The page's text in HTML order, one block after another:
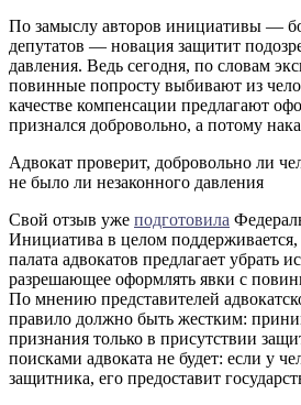
По замыслу авторов инициативы —
депутатов — новация защитит
давления. Ведь сегодня, по словам
повинные попросту выбивают из
качестве компенсации предлагают
признался добровольно, а потому
Адвокат проверит, добровольно ли
не было ли незаконного давления
Свой отзыв уже подготовила
Инициатива в целом
палата адвокатов предлагает убрать
разрешающее оформлять явки с
По мнению представителей
правило должно быть жестким:
признания только в присутствии
поисками адвоката не будет: если у
защитника, его предоставит